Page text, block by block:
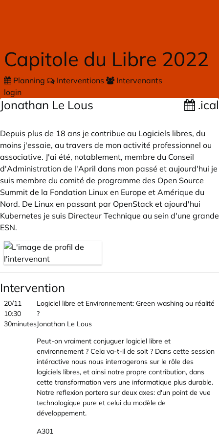
Capitole du Libre 2022
Planning Interventions
Intervenants
login
Jonathan Le Lous .ical
Depuis plus de 18 ans je contribue au Logiciels libres, du
moins j'essaie, au travers de mon activité professionnel ou
associative. J'ai été, notablement, membre du Conseil
d'Administration de l'April dans mon passé et aujourd'hui je
suis membre du comité de programme des Open Source
Summit de la Fondation Linux en Europe et Amérique du
Nord. De Linux en passant par OpenStack et ajourd'hui
Kubernetes je suis Directeur Technique au sein d'une grande
ESN.
Intervention
20/11
10:30
30minutes
Logiciel libre et Environnement: Green washing ou réalité
?
Jonathan Le Lous
Peut-on vraiment conjuguer logiciel libre et
environnement ? Cela va-t-il de soit ? Dans cette session
intéractive nous nous interrogerons sur le rôle des
logiciels libres, et ainsi notre propre contribution, dans
cette transformation vers une informatique plus durable.
Notre reflexion portera sur deux axes: d'un point de vue
technologique pure et celui du modèle de
développement.
A301